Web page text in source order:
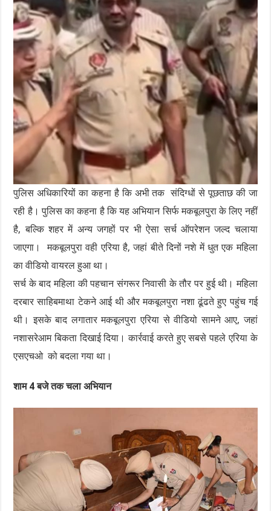
पुलिस अधिकारियों का कहना है कि अभी तक संदिग्धों से पूछताछ की जा
रही है। पुलिस का कहना है कि यह अभियान सिर्फ मकबूलपुरा के लिए नहीं
है, बल्कि शहर में अन्य जगहों पर भी ऐसा सर्च ऑपरेशन जल्द चलाया
जाएगा। मकबूलपुरा वही एरिया है, जहां बीते दिनों नशे में धुत एक महिला
का वीडियो वायरल हुआ था।
सर्च के बाद महिला की पहचान संगरूर निवासी के तौर पर हुई थी। महिला
दरबार साहिबमाथा टेकने आई थी और मकबूलपुरा नशा ढूंढते हुए पहुंच गई
थी। इसके बाद लगातार मकबूलपुरा एरिया से वीडियो सामने आए, जहां
नशासरेआम बिकता दिखाई दिया। कार्रवाई करते हुए सबसे पहले एरिया के
एसएचओ को बदला गया था।
शाम 4 बजे तक चला अभियान